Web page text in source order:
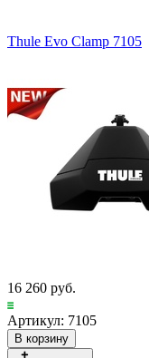
Thule Evo Clamp 7105
16 260 руб.
Артикул: 7105
В корзину